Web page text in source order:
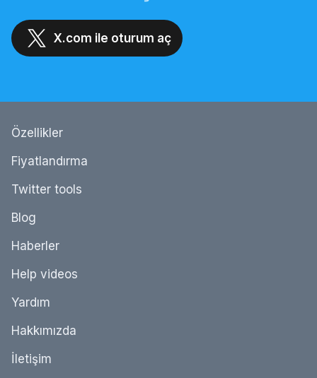
X.com ile oturum aç
Özellikler
Fiyatlandırma
Twitter tools
Blog
Haberler
Help videos
Yardım
Hakkımızda
İletişim